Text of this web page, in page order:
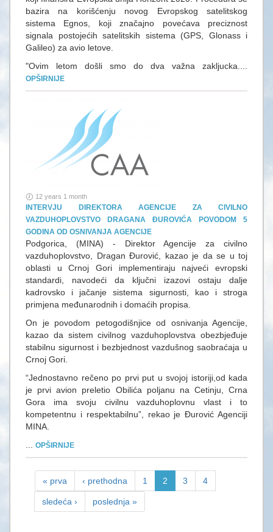
bazira na korišćenju novog Evropskog satelitskog
sistema Egnos, koji značajno povećava preciznost
signala postojećih satelitskih sistema (GPS, Glonass i
Galileo) za avio letove.
"Ovim letom došli smo do dva važna zakljucka....
OPŠIRNIJE
12 years 1 month
INTERVJU DIREKTORA AGENCIJE ZA CIVILNO
VAZDUHOPLOVSTVO DRAGANA ĐUROVIĆA POVODOM 5
GODINA OD OSNIVANJA AGENCIJE
Podgorica, (MINA) - Direktor Agencije za civilno
vazduhoplovstvo, Dragan Đurović, kazao je da se u toj
oblasti u Crnoj Gori implementiraju najveći evropski
standardi, navodeći da ključni izazovi ostaju dalje
kadrovsko i jačanje sistema sigurnosti, kao i stroga
primjena međunarodnih i domaćih propisa.
On je povodom petogodišnjice od osnivanja Agencije,
kazao da sistem civilnog vazduhoplovstva obezbjeđuje
stabilnu sigurnost i bezbjednost vazdušnog saobraćaja u
Crnoj Gori.
“Jednostavno rečeno po prvi put u svojoj istoriji,od kada
je prvi avion preletio Obilića poljanu na Cetinju, Crna
Gora ima svoju civilnu vazduhoplovnu vlast i to
kompetentnu i respektabilnu”, rekao je Đurović Agenciji
MINA.
OPŠIRNIJE
« prva ‹ prethodna 1 2 3 4
sledeća › poslednja »